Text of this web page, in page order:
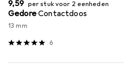
EUR
9,59 per stuk voor 2 eenheden
GedoreContactdoos
13 mm
6